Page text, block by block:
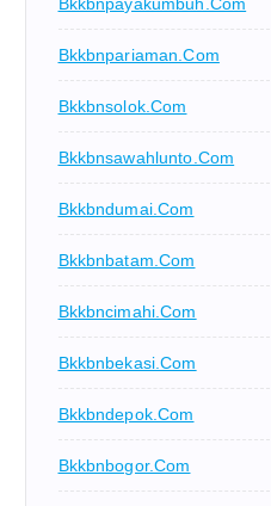
Bkkbnpariaman.com
Bkkbnsolok.com
Bkkbnsawahlunto.com
Bkkbndumai.com
Bkkbnbatam.com
Bkkbncimahi.com
Bkkbnbekasi.com
Bkkbndepok.com
Bkkbnbogor.com